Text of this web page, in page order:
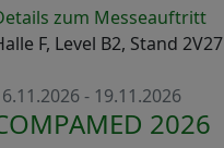
zum Messeauftritt
F, Level B2, Stand 2V27
- 19.11.2026
2026